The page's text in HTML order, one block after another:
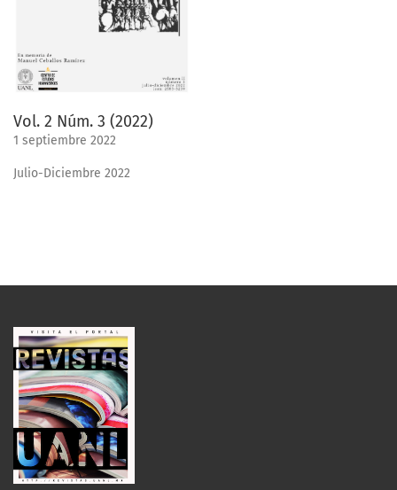
Vol. 2 Núm. 3 (2022)
1 septiembre 2022
Julio-Diciembre 2022